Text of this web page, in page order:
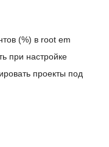
(%) в root em
при настройке
проекты под